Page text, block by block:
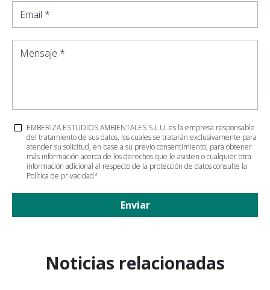
Email *
Mensaje *
EMBERIZA ESTUDIOS AMBIENTALES S.L.U. es la empresa responsable
del tratamiento de sus datos, los cuales se tratarán exclusivamente para
atender su solicitud, en base a su previo consentimiento, para obtener
más información acerca de los derechos que le asisten o cualquier otra
información adicional al respecto de la protección de datos consulte la
Política de privacidad*
Enviar
Noticias relacionadas